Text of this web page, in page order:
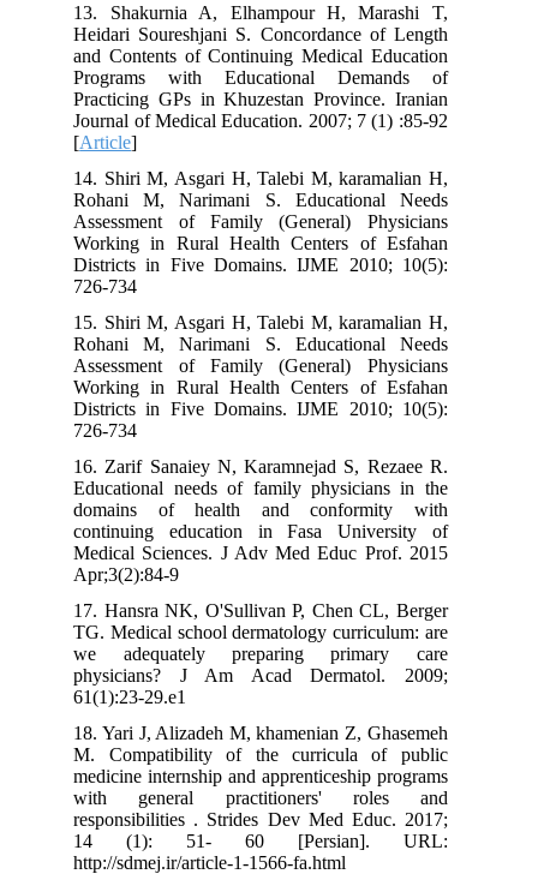
13. Shakurnia A, Elhampour H, Marashi T,
Heidari Soureshjani S. Concordance of Length
and Contents of Continuing Medical Education
Programs with Educational Demands of
Practicing GPs in Khuzestan Province. Iranian
Journal of Medical Education. 2007; 7 (1) :85-92
[Article
14. Shiri M, Asgari H, Talebi M, karamalian H,
Rohani M, Narimani S. Educational Needs
Assessment of Family (General) Physicians
Working in Rural Health Centers of Esfahan
Districts in Five Domains. IJME 2010; 10(5):
726-734
15. Shiri M, Asgari H, Talebi M, karamalian H,
Rohani M, Narimani S. Educational Needs
Assessment of Family (General) Physicians
Working in Rural Health Centers of Esfahan
Districts in Five Domains. IJME 2010; 10(5):
726-734
16. Zarif Sanaiey N, Karamnejad S, Rezaee R.
Educational needs of family physicians in the
domains of health and conformity with
continuing education in Fasa University of
Medical Sciences. J Adv Med Educ Prof. 2015
Apr;3(2):84-9
17. Hansra NK, O'Sullivan P, Chen CL, Berger
TG. Medical school dermatology curriculum: are
we adequately preparing primary care
physicians? J Am Acad Dermatol. 2009;
61(1):23-29.e1
18. Yari J, Alizadeh M, khamenian Z, Ghasemeh
M. Compatibility of the curricula of public
medicine internship and apprenticeship programs
with general practitioners' roles and
responsibilities . Strides Dev Med Educ. 2017;
14 (1): 51- 60 [Persian]. URL:
http://sdmej.ir/article-1-1566-fa.html